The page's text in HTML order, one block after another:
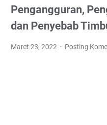
Pengangguran,
dan Penyebab
Maret 23, 2022 Posting